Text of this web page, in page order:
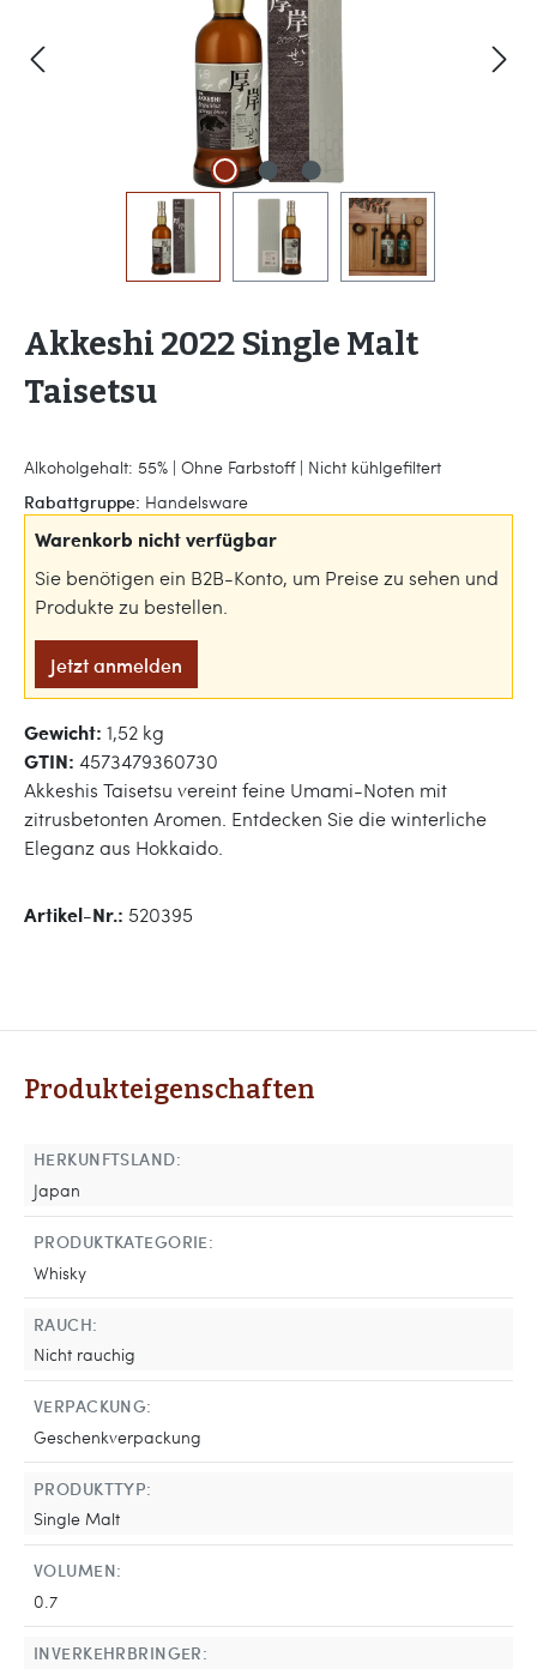
Akkeshi 2022 Single Malt
Taisetsu
Alkoholgehalt: 55% | Ohne Farbstoff | Nicht kühlgefiltert
Rabattgruppe: Handelsware
Warenkorb nicht verfügbar
Sie benötigen ein B2B-Konto, um Preise zu sehen und
Produkte zu bestellen.
Jetzt anmelden
Gewicht: 1,52 kg
GTIN: 4573479360730
Akkeshis Taisetsu vereint feine Umami-Noten mit
zitrusbetonten Aromen. Entdecken Sie die winterliche
Eleganz aus Hokkaido.
Artikel-Nr.: 520395
Produkteigenschaften
HERKUNFTSLAND:
Japan
PRODUKTKATEGORIE:
Whisky
RAUCH:
Nicht rauchig
VERPACKUNG:
Geschenkverpackung
PRODUKTTYP:
Single Malt
VOLUMEN:
0.7
INVERKEHRBRINGER: